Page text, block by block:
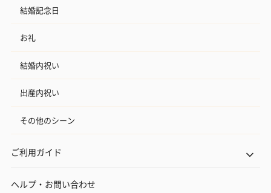
結婚記念日
お礼
結婚内祝い
出産内祝い
その他のシーン
ご利用ガイド
ヘルプ・お問い合わせ